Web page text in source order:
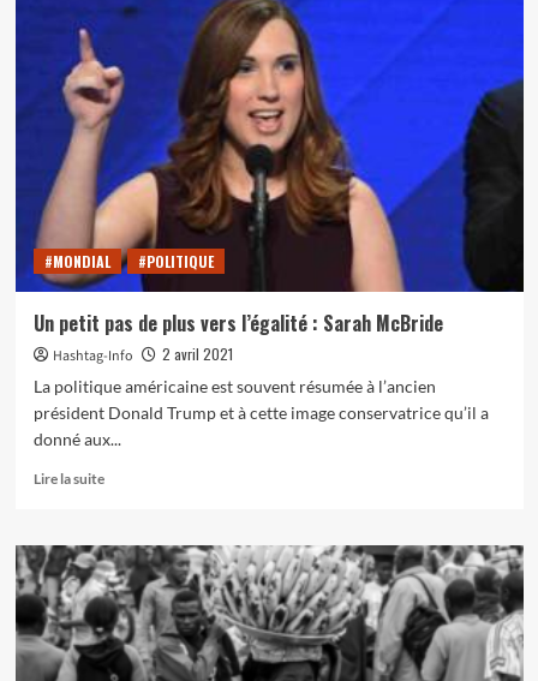
met
à
mal
les
étudiants
#MONDIAL #POLITIQUE
Un petit pas de plus vers l’égalité : Sarah McBride
Hashtag-Info
2 avril 2021
La politique américaine est souvent résumée à l’ancien
président Donald Trump et à cette image conservatrice qu’il a
donné aux...
Lire la suiteEn
sur
Un
petit
pas
de
plus